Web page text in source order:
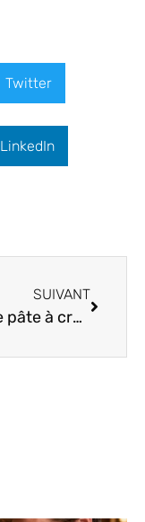
Twitter
LinkedIn
SUIVANT
Recette pâte à crêpe facile : la méthode inratable pour cuisiner sans grumeaux